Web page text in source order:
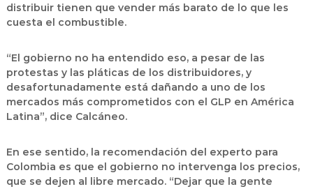
distribuir tienen que vender más barato de lo que les
cuesta el combustible.
“El gobierno no ha entendido eso, a pesar de las
protestas y las pláticas de los distribuidores, y
desafortunadamente está dañando a uno de los
mercados más comprometidos con el GLP en América
Latina”, dice Calcáneo.
En ese sentido, la recomendación del experto para
Colombia es que el gobierno no intervenga los precios,
que se dejen al libre mercado. “Dejar que la gente